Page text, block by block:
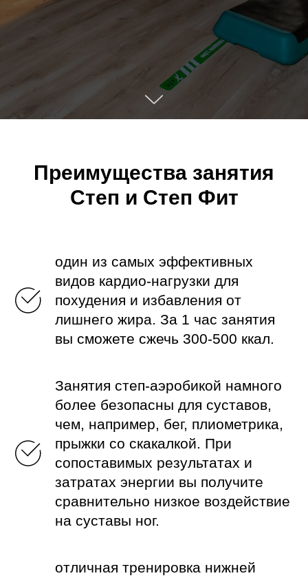
Преимущества занятия
Степ и Степ Фит
один из самых эффективных
видов кардио-нагрузки для
похудения и избавления от
лишнего жира. За 1 час занятия
вы сможете сжечь 300-500 ккал.
Занятия степ-аэробикой намного
более безопасны для суставов,
чем, например, бег, плиометрика,
прыжки со скакалкой. При
сопоставимых результатах и
затратах энергии вы получите
сравнительно низкое воздействие
на суставы ног.
отличная тренировка нижней